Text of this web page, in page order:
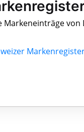
Markeneinträge